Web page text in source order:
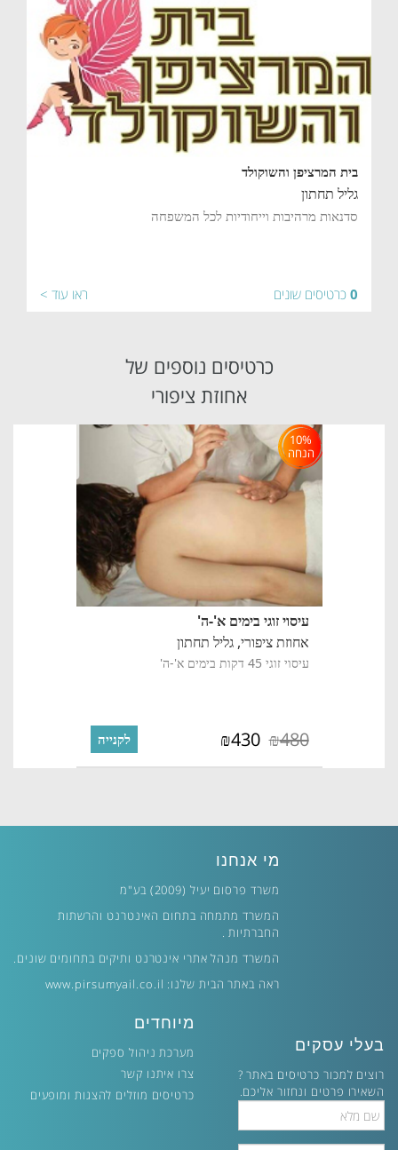
בית המרציפן והשוקולד
גליל תחתון
סדנאות מרהיבות וייחודיות לכל המשפחה
0 כרטיסים שונים ראו עוד >
כרטיסים נוספים של
אחוזת ציפורי
10%
הנחה
עיסוי זוגי בימים א'-ה'
אחוזת ציפורי,גליל תחתון
עיסוי זוגי 45 דקות בימים א'-ה'
₪480
₪430 לקנייה
מי אנחנו
משרד פרסום יעיל (2009) בע"מ
המשרד מתמחה בתחום האינטרנט והרשתות
החברתיות .
המשרד מנהל אתרי אינטרנט ותיקים בתחומים שונים.
ראה באתר הבית שלנו: www.pirsumyail.co.il
בעלי עסקים
רוצים למכור כרטיסים באתר ?
השאירו פרטים ונחזור אליכם.
Name
מיוחדים
מערכת ניהול ספקים
צרו איתנו קשר
כרטיסים מוזלים להצגות ומופעים